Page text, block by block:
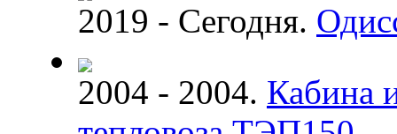
2019 - Сегодня.
2004 - 2004. Кабина